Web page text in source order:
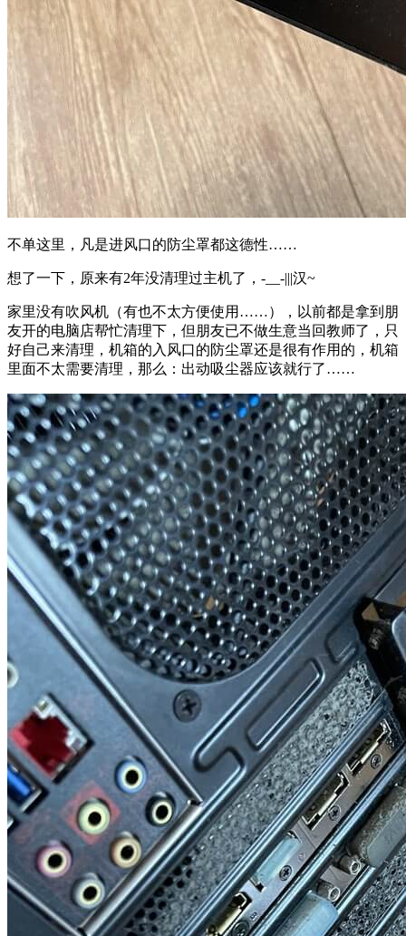
不单这里，凡是进风口的防尘罩都这德性……
想了一下，原来有2年没清理过主机了，-__-|||汉~
家里没有吹风机（有也不太方便使用……），以前都是拿到朋
友开的电脑店帮忙清理下，但朋友已不做生意当回教师了，只
好自己来清理，机箱的入风口的防尘罩还是很有作用的，机箱
里面不太需要清理，那么：出动吸尘器应该就行了……